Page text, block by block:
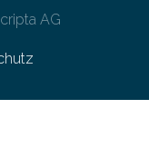
AG